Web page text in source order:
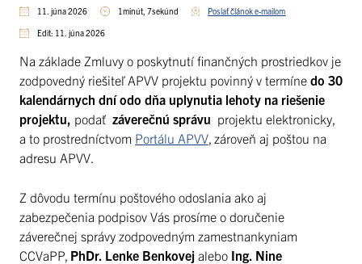
11. júna 2026 1minút, 7sekúnd Poslať článok e-mailom
Edit: 11. júna 2026
Na základe Zmluvy o poskytnutí finančných prostriedkov je
zodpovedný riešiteľ APVV projektu povinný v termíne do 30
kalendárnych dní odo dňa uplynutia lehoty na riešenie
projektu, podať záverečnú správu projektu elektronicky,
a to prostredníctvom Portálu APVV , zároveň aj poštou na
adresu APVV.
Z dôvodu termínu poštového odoslania ako aj
zabezpečenia podpisov Vás prosíme o doručenie
záverečnej správy zodpovedným zamestnankyniam
CCVaPP, PhDr. Lenke Benkovej alebo Ing. Nine